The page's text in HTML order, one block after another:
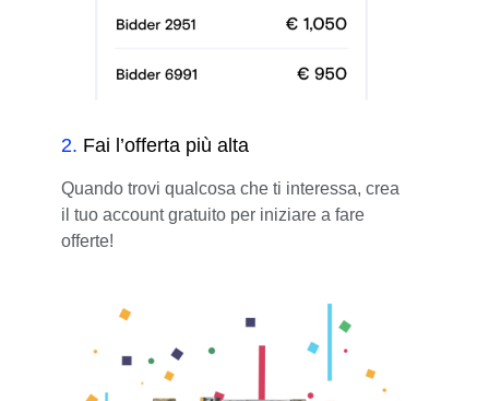
2. Fai l’offerta più alta
Quando trovi qualcosa che ti interessa, crea
il tuo account gratuito per iniziare a fare
offerte!